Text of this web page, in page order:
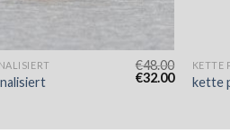
€48.00
€32.00
KETTE
kette